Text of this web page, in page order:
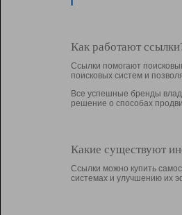
Как работают
Ссылки помогают
поисковых систем и
Все успешные бренды
решение о способах
Какие существуют
Ссылки можно купить
системах и улучшению их